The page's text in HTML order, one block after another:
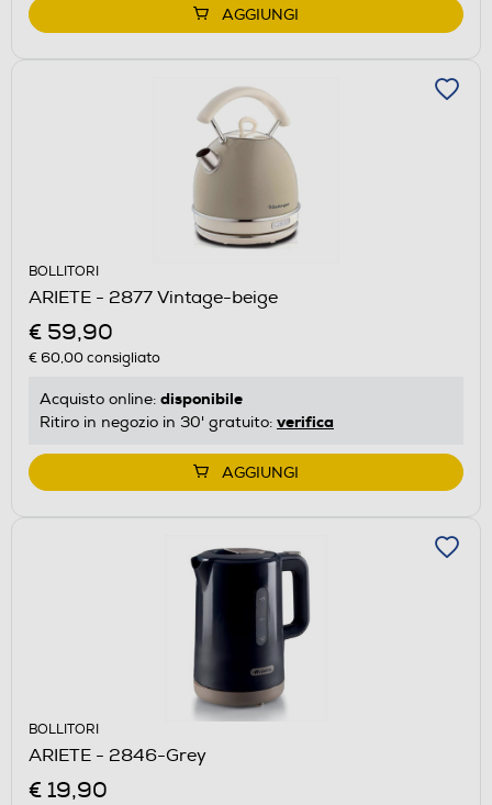
AGGIUNGI
BOLLITORI
ARIETE - 2877 Vintage-beige
€ 59,90
€ 60,00consigliato
Acquisto online: disponibile
Ritiro in negozio in 30' gratuito: verifica
AGGIUNGI
BOLLITORI
ARIETE - 2846-Grey
€ 19,90